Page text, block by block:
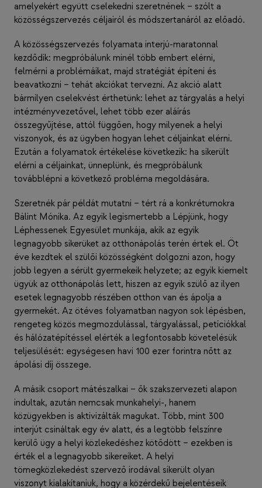
amelyekért együtt cselekedni szeretnének – szólt a
közösségszervezés céljairól és módszertanáról az előadó.
A közösségszervezés folyamata interjú-maratonnal
kezdődik: megpróbálunk minél több embert elérni,
felmérni a problémáikat, majd stratégiát építeni és
beavatkozni – tehát akciókat tervezni. Az akció alatt
bármilyen cselekvést érthetünk: lehet az tárgyalás a helyi
intézményvezetővel, lehet több ezer aláírás
összegyűjtése, attól függően, hogy milyenek a helyi
viszonyok, és az ügyben hogyan lehet céljainkat elérni.
Ezután a folyamatok értékelése következik: ha sikerült
elérni a céljainkat, ünneplünk, és megpróbálunk
továbblépni a következő probléma megoldására.
Szeretnék pár példát mutatni – tért rá a konkrétumokra
Bálint Mónika. Az egyik legismertebb a Lépjünk, hogy
Léphessenek Egyesület munkája, akik az egyik
legnagyobb sikerüket az otthonápolás terén értek el. Öt
éve kezdtek el szülői közösségként dolgozni azon, hogy
jobb legyen a sérült gyermekeik helyzete; az egyik kiemelt
ügyük az otthonápolás lett, hiszen az egyik szülő az ilyen
esetek legnagyobb részében otthon van és ápolja a
gyermekét. Az ötéves folyamatban nagyon sok lépésben,
rengeteg közös megmozdulással, tárgyalással, petíciókkal
és hálózatépítéssel elérték a legfontosabb követelésük
teljesülését: egységesen havi 100 ezer forintra nőtt az
ápolási díj összege.
A másik csoport mátészalkai – ők szakszervezeti alapon
indultak, azután nemcsak munkahelyi-, hanem
közügyekben is aktivizálták magukat. Több, mint 300
interjút csináltak egy év alatt, és a legtöbb felszínre
kerülő ügy a helyi közlekedéshez kötődött – ezekben is
érték el a legnagyobb sikereiket. A helyi
tömegközlekedést szervező irodával sikerült olyan
viszonyt kialakítaniuk, hogy a közérdekű bejelentéseik